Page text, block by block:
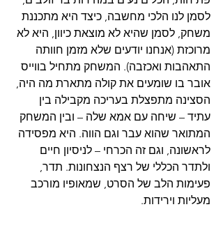
לסמן לנו הלכי מחשבה, כיצד היא מתכננת
משחק, לסמן שהיא לא מוצאת כיוון, היא לא
מרוכזת (אנחנו יודעים שלא מזמן חוותה
התאהבות ואכזבה). המשחק מתחיל בווייס
אובר בו שומעים את קולה מתארת מה היה,
הסצינה מתפצלת בעריכה מקבילה בין
עתיד – שיחה עם אמא שלה – ובין המשחק
המתואר שהוא עבר וגם הווה. היא מפסידה
לראשונה, וגם זה הכרחי – לניסיון חיים
ולתדר הכללי של רצף הנצחונות. תדר,
פעימות הלב של הסרט, שמאופיו מורכב
מעליות וירידות.